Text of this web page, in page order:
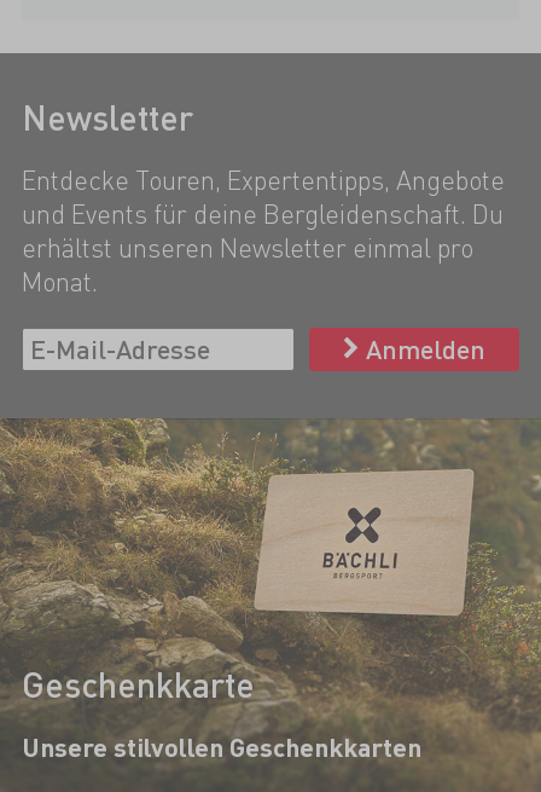
Newsletter
Entdecke Touren, Expertentipps, Angebote
und Events für deine Bergleidenschaft. Du
erhältst unseren Newsletter einmal pro
Monat.
Anmelden
Geschenkkarte
Unsere stilvollen Geschenkkarten